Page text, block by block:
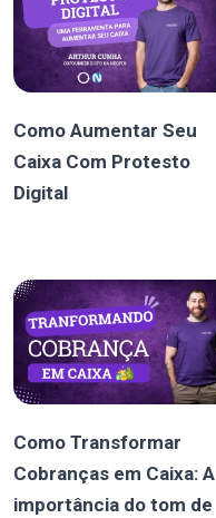
Como Aumentar Seu
Caixa Com Protesto
Digital
Como Transformar
Cobranças em Caixa: A
importância do tom de